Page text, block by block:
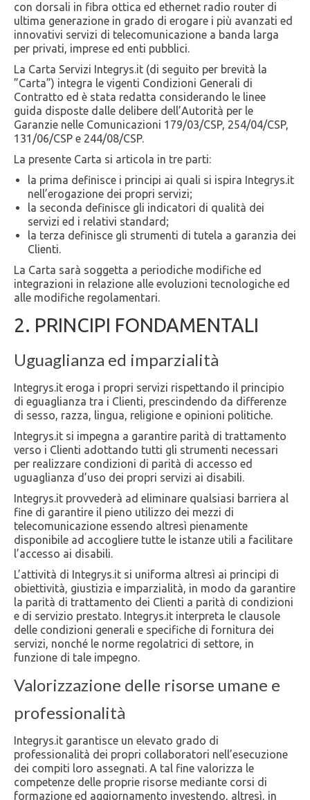
con dorsali in fibra ottica ed ethernet radio router di
ultima generazione in grado di erogare i più avanzati ed
innovativi servizi di telecomunicazione a banda larga
per privati, imprese ed enti pubblici.
La Carta Servizi Integrys.it (di seguito per brevità la
”Carta”) integra le vigenti Condizioni Generali di
Contratto ed è stata redatta considerando le linee
guida disposte dalle delibere dell’Autorità per le
Garanzie nelle Comunicazioni 179/03/CSP, 254/04/CSP,
131/06/CSP e 244/08/CSP.
La presente Carta si articola in tre parti:
la prima definisce i principi ai quali si ispira Integrys.it
nell’erogazione dei propri servizi;
la seconda definisce gli indicatori di qualità dei
servizi ed i relativi standard;
la terza definisce gli strumenti di tutela a garanzia dei
Clienti.
La Carta sarà soggetta a periodiche modifiche ed
integrazioni in relazione alle evoluzioni tecnologiche ed
alle modifiche regolamentari.
2. PRINCIPI FONDAMENTALI
Uguaglianza ed imparzialità
Integrys.it eroga i propri servizi rispettando il principio
di eguaglianza tra i Clienti, prescindendo da differenze
di sesso, razza, lingua, religione e opinioni politiche.
Integrys.it si impegna a garantire parità di trattamento
verso i Clienti adottando tutti gli strumenti necessari
per realizzare condizioni di parità di accesso ed
uguaglianza d’uso dei propri servizi ai disabili.
Integrys.it provvederà ad eliminare qualsiasi barriera al
fine di garantire il pieno utilizzo dei mezzi di
telecomunicazione essendo altresì pienamente
disponibile ad accogliere tutte le istanze utili a facilitare
l’accesso ai disabili.
L’attività di Integrys.it si uniforma altresì ai principi di
obiettività, giustizia e imparzialità, in modo da garantire
la parità di trattamento dei Clienti a parità di condizioni
e di servizio prestato. Integrys.it interpreta le clausole
delle condizioni generali e specifiche di fornitura dei
servizi, nonché le norme regolatrici di settore, in
funzione di tale impegno.
Valorizzazione delle risorse umane e
professionalità
Integrys.it garantisce un elevato grado di
professionalità dei propri collaboratori nell’esecuzione
dei compiti loro assegnati. A tal fine valorizza le
competenze delle proprie risorse mediante corsi di
formazione ed aggiornamento investendo, altresì, in